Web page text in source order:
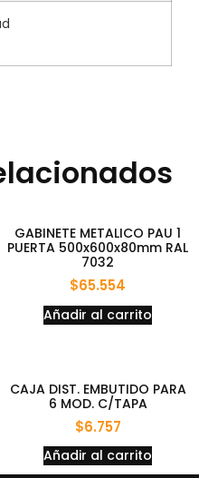
GABINETE METALICO PAU 1
PUERTA 500x600x80mm RAL
7032
$65.554
Añadir al carrito
CAJA DIST. EMBUTIDO PARA
6 MOD. C/TAPA
$6.757
Añadir al carrito